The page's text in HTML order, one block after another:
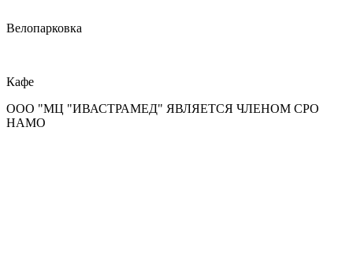
Велопарковка
Кафе
ООО "МЦ "ИВАСТРАМЕД" ЯВЛЯЕТСЯ ЧЛЕНОМ СРО
НАМО